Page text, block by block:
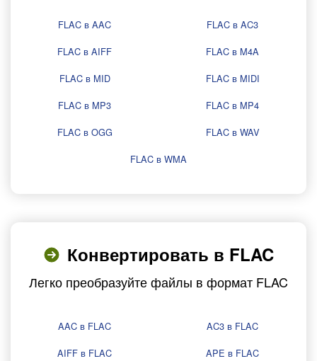
FLAC в AAC
FLAC в AC3
FLAC в AIFF
FLAC в M4A
FLAC в MID
FLAC в MIDI
FLAC в MP3
FLAC в MP4
FLAC в OGG
FLAC в WAV
FLAC в WMA
Конвертировать в FLAC
Легко преобразуйте файлы в формат FLAC
AAC в FLAC
AC3 в FLAC
AIFF в FLAC
APE в FLAC